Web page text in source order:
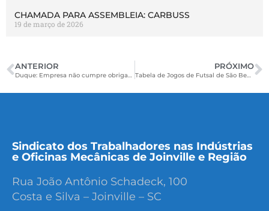
CHAMADA PARA ASSEMBLEIA: CARBUSS
19 de março de 2026
ANTERIOR
Duque: Empresa não cumpre obrigações da recuperação e liga para trabalhadores pedindo para voltarem ao trabalho
PRÓXIMO
Tabela de Jogos de Futsal de São Bento do Sul – Fase classificatória
Sindicato dos Trabalhadores nas Indústrias
e Oficinas Mecânicas de Joinville e Região
Rua João Antônio Schadeck, 100
Costa e Silva – Joinville – SC